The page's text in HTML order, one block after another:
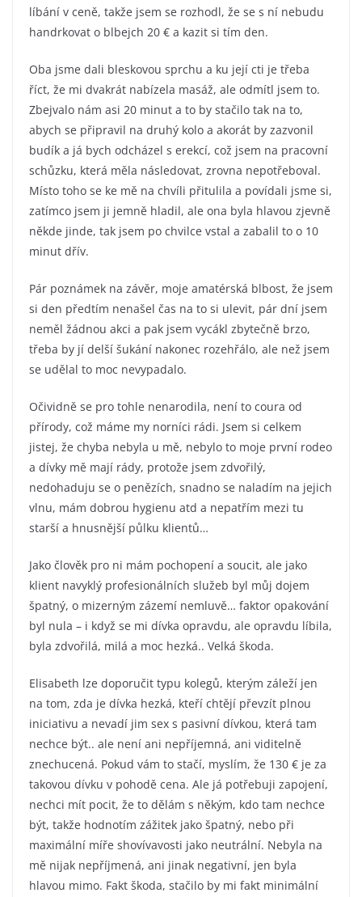
líbání v ceně, takže jsem se rozhodl, že se s ní nebudu
handrkovat o blbejch 20 € a kazit si tím den.
Oba jsme dali bleskovou sprchu a ku její cti je třeba
říct, že mi dvakrát nabízela masáž, ale odmítl jsem to.
Zbejvalo nám asi 20 minut a to by stačilo tak na to,
abych se připravil na druhý kolo a akorát by zazvonil
budík a já bych odcházel s erekcí, což jsem na pracovní
schůzku, která měla následovat, zrovna nepotřeboval.
Místo toho se ke mě na chvíli přitulila a povídali jsme si,
zatímco jsem ji jemně hladil, ale ona byla hlavou zjevně
někde jinde, tak jsem po chvilce vstal a zabalil to o 10
minut dřív.
Pár poznámek na závěr, moje amatérská blbost, že jsem
si den předtím nenašel čas na to si ulevit, pár dní jsem
neměl žádnou akci a pak jsem vycákl zbytečně brzo,
třeba by jí delší šukání nakonec rozehřálo, ale než jsem
se udělal to moc nevypadalo.
Očividně se pro tohle nenarodila, není to coura od
přírody, což máme my norníci rádi. Jsem si celkem
jistej, že chyba nebyla u mě, nebylo to moje první rodeo
a dívky mě mají rády, protože jsem zdvořilý,
nedohaduju se o penězích, snadno se naladím na jejich
vlnu, mám dobrou hygienu atd a nepatřím mezi tu
starší a hnusnější půlku klientů…
Jako člověk pro ni mám pochopení a soucit, ale jako
klient navyklý profesionálních služeb byl můj dojem
špatný, o mizerným zázemí nemluvě… faktor opakování
byl nula – i když se mi dívka opravdu, ale opravdu líbila,
byla zdvořilá, milá a moc hezká.. Velká škoda.
Elisabeth lze doporučit typu kolegů, kterým záleží jen
na tom, zda je dívka hezká, kteří chtějí převzít plnou
iniciativu a nevadí jim sex s pasivní dívkou, která tam
nechce být.. ale není ani nepříjemná, ani viditelně
znechucená. Pokud vám to stačí, myslím, že 130 € je za
takovou dívku v pohodě cena. Ale já potřebuji zapojení,
nechci mít pocit, že to dělám s někým, kdo tam nechce
být, takže hodnotím zážitek jako špatný, nebo při
maximální míře shovívavosti jako neutrální. Nebyla na
mě nijak nepříjmená, ani jinak negativní, jen byla
hlavou mimo. Fakt škoda, stačilo by mi fakt minimální